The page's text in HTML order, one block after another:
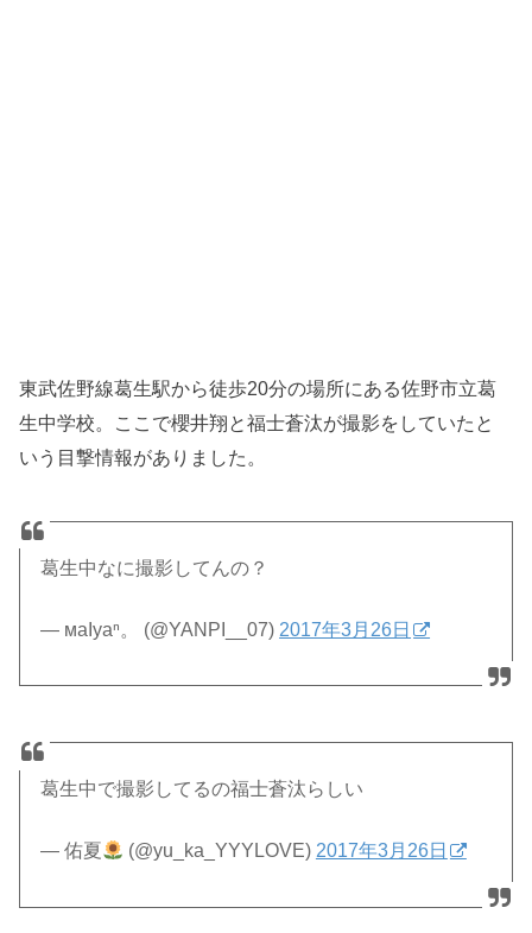
東武佐野線葛生駅から徒歩20分の場所にある佐野市立葛
生中学校。ここで櫻井翔と福士蒼汰が撮影をしていたと
いう目撃情報がありました。
葛生中なに撮影してんの？
— мaIyaⁿ。 (@YANPI__07) 2017年3月26日
葛生中で撮影してるの福士蒼汰らしい
— 佑夏 (@yu_ka_YYYLOVE) 2017年3月26日